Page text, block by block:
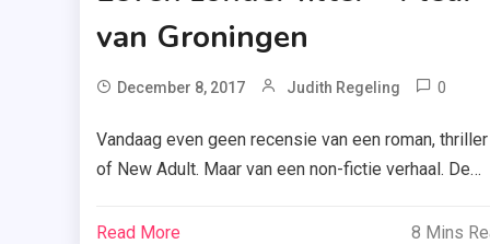
van Groningen
December 8, 2017 Judith Regeling 0
,
,
Vandaag even geen recensie van een roman, thriller
of New Adult. Maar van een non-fictie verhaal. De
Groningen klonk mij vooral herkenbaar in de oren. En
Read More 8 Mins